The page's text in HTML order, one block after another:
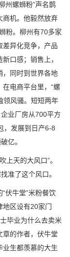
州螺蛳粉”声名鹊
商机。他毅然放弃
粉。柳州有70多家
差异化竞争，产品
口感；销售上，
，同时到世界各地
电商平台里，“螺
领风骚。短短两年
企业厂房从700平方
，发展到日产6-8
亿。
上天的大风口”。
准了这个风口。
伏牛堂”米粉餐饮
地区设有20家门
毕业为什么去卖米
章的作者，伏牛堂
业生都羡慕的大生